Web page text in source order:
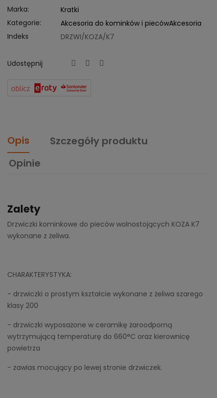
Marka:
Kratki
Kategorie:
Akcesoria do kominków i piecówAkcesoria
Indeks
DRZWI/KOZA/K7
Udostępnij
Opis
Szczegóły produktu
Opinie
Zalety
Drzwiczki kominkowe do pieców wolnostojących KOZA K7
wykonane z żeliwa.
CHARAKTERYSTYKA:
- drzwiczki o prostym kształcie wykonane z żeliwa szarego
klasy 200
- drzwiczki wyposażone w ceramikę żaroodporną
wytrzymującą temperaturę do 660°C oraz kierownicę
powietrza
- zawias mocujący po lewej stronie drzwiczek.